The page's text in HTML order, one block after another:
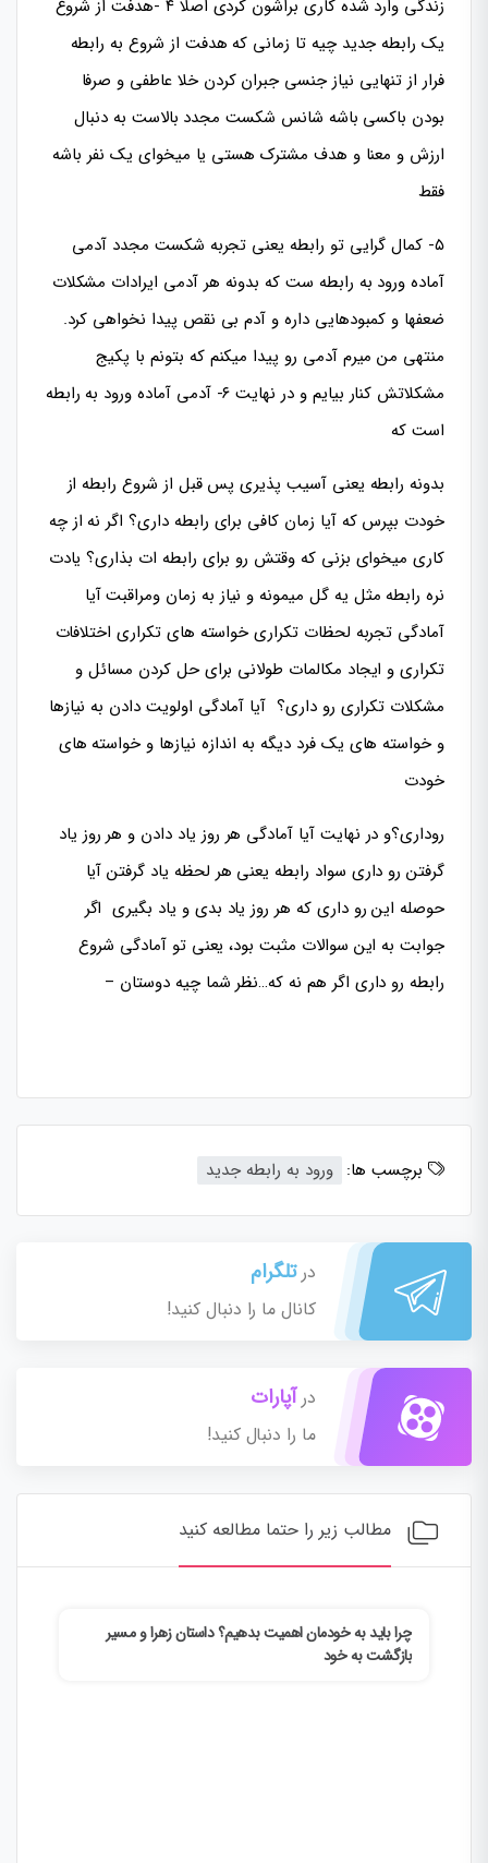
زندگی وارد شده کاری براشون کردی اصلا ۴ -هدفت از شروع
یک رابطه جدید چیه تا زمانی که هدفت از شروع به رابطه
فرار از تنهایی نیاز جنسی جبران کردن خلا عاطفی و صرفا
بودن باکسی باشه شانس شکست مجدد بالاست به دنبال
ارزش و معنا و هدف مشترک هستی یا میخوای یک نفر باشه
فقط
۵- کمال گرایی تو رابطه یعنی تجربه شکست مجدد آدمی
آماده ورود به رابطه ست که بدونه هر آدمی ایرادات مشکلات
ضعفها و کمبودهایی داره و آدم بی نقص پیدا نخواهی کرد.
منتهی من میرم آدمی رو پیدا میکنم که بتونم با پکیج
مشکلاتش کنار بیایم و در نهایت ۶- آدمی آماده ورود به رابطه
است که
بدونه رابطه یعنی آسیب پذیری پس قبل از شروع رابطه از
خودت بپرس که آیا زمان کافی برای رابطه داری؟ اگر نه از چه
کاری میخوای بزنی که وقتش رو برای رابطه ات بذاری؟ یادت
نره رابطه مثل یه گل میمونه و نیاز به زمان ومراقبت آیا
آمادگی تجربه لحظات تکراری خواسته های تکراری اختلافات
تکراری و ایجاد مکالمات طولانی برای حل کردن مسائل و
مشکلات تکراری رو داری؟ آیا آمادگی اولویت دادن به نیازها
و خواسته های یک فرد دیگه به اندازه نیازها و خواسته های
خودت
روداری؟و در نهایت آیا آمادگی هر روز یاد دادن و هر روز یاد
گرفتن رو داری سواد رابطه یعنی هر لحظه یاد گرفتن آیا
حوصله این رو داری که هر روز یاد بدی و یاد بگیری اگر
جوابت به این سوالات مثبت بود، یعنی تو آمادگی شروع
رابطه رو داری اگر هم نه که…نظر شما چیه دوستان –
برچسب ها: ورود به رابطه جدید
درتلگرام
کانال ما را دنبال کنید!
درآپارات
ما را دنبال کنید!
مطالب زیر را حتما مطالعه کنید
چرا باید به خودمان اهمیت بدهیم؟ داستان زهرا و مسیر
بازگشت به خود